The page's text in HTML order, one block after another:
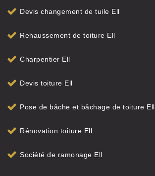
Devis changement de tuile Ell
Rehaussement de toiture Ell
Charpentier Ell
Devis toiture Ell
Pose de bâche et bâchage de toiture Ell
Rénovation toiture Ell
Société de ramonage Ell